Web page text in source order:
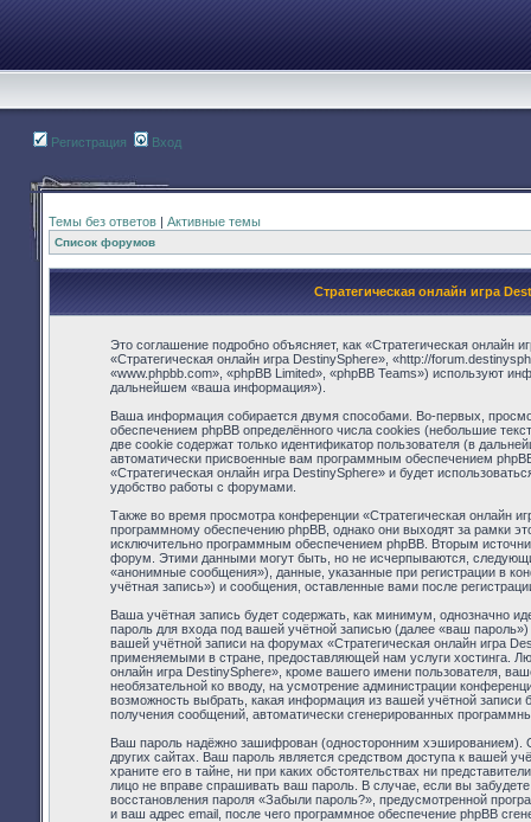
Регистрация Вход
Темы без ответов | Активные темы
Список форумов
Стратегическая онлайн игра
Это соглашение подробно объясняет, как «Стратегическая
«Стратегическая онлайн игра DestinySphere», «http://
«www.phpbb.com», «phpBB Limited», «phpBB Teams») используют
дальнейшем «ваша информация»).
Ваша информация собирается двумя способами. Во-первых,
обеспечением phpBB определённого числа cookies (небольшие
две cookie содержат только идентификатор пользователя (в
автоматически присвоенные вам программным обеспечением
«Стратегическая онлайн игра DestinySphere» и будет
удобство работы с форумами.
Также во время просмотра конференции «Стратегическая онлайн
программному обеспечению phpBB, однако они выходят за рамки
исключительно программным обеспечением phpBB. Вторым
форум. Этими данными могут быть, но не исчерпываются,
«анонимные сообщения»), данные, указанные при регистрации в
учётная запись») и сообщения, оставленные вами после
Ваша учётная запись будет содержать, как минимум, однозначно
пароль для входа под вашей учётной записью (далее «ваш
вашей учётной записи на форумах «Стратегическая онлайн игра
применяемыми в стране, предоставляющей нам услуги хостинга.
онлайн игра DestinySphere», кроме вашего имени пользователя,
необязательной ко вводу, на усмотрение администрации
возможность выбрать, какая информация из вашей учётной записи
получения сообщений, автоматически сгенерированных
Ваш пароль надёжно зашифрован (односторонним хэшированием).
других сайтах. Ваш пароль является средством доступа к вашей
храните его в тайне, ни при каких обстоятельствах ни
лицо не вправе спрашивать ваш пароль. В случае, если вы
восстановления пароля «Забыли пароль?», предусмотренной
и ваш адрес email, после чего программное обеспечение phpBB